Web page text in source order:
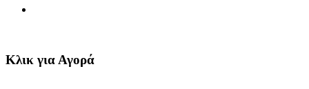
Κλικ για Αγορά